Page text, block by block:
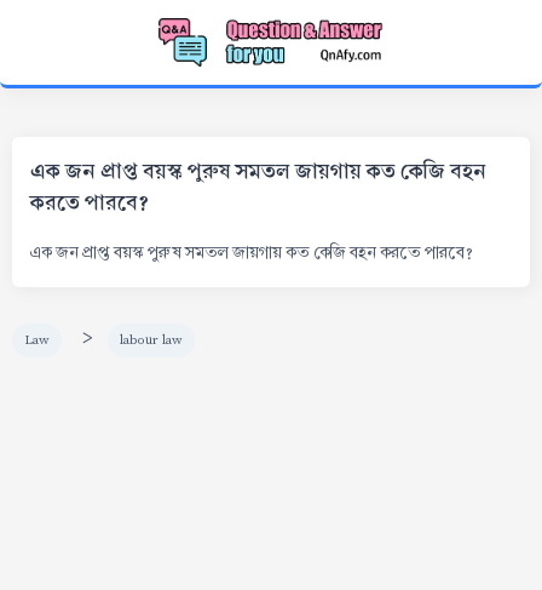
এক জন প্রাপ্ত বয়স্ক পুরুষ সমতল জায়গায় কত কেজি বহন
করতে পারবে?
এক জন প্রাপ্ত বয়স্ক পুরুষ সমতল জায়গায় কত কেজি বহন করতে পারবে?
Law > labour law